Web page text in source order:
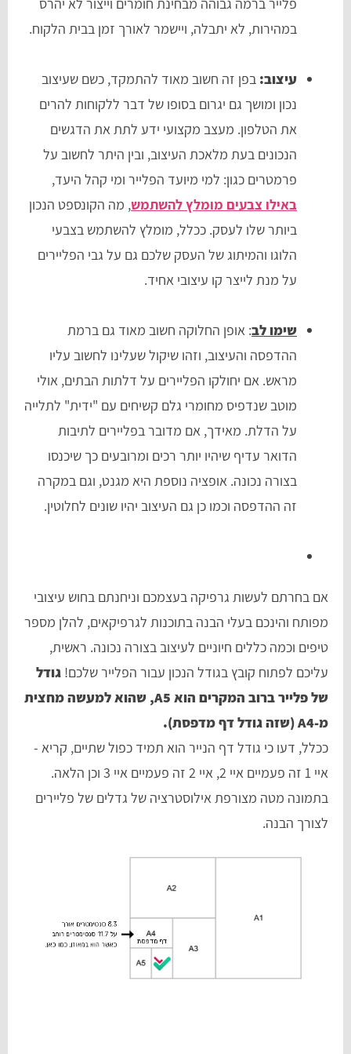
במהירות, לא יתבלה, ויישמר לאורך זמן בבית הלקוח.
עיצוב: בפן זה חשוב מאוד להתמקד, כשם שעיצוב
נכון ומושך גם יגרום בסופו של דבר ללקוחות להרים
את הטלפון. מעצב מקצועי ידע לתת את הדגשים
הנכונים בעת מלאכת העיצוב, ובין היתר לחשוב על
פרמטרים כגון: למי מיועד הפלייר ומי קהל היעד,
באילו צבעים מומלץ להשתמש, מה הקונספט הנכון
ביותר שלו לעסק. ככלל, מומלץ להשתמש בצבעי
הלוגו והמיתוג של העסק שלכם גם על גבי הפליירים
על מנת לייצר קו עיצובי אחיד.
שימו לב: אופן החלוקה חשוב מאוד גם ברמת
ההדפסה והעיצוב, וזהו שיקול שעלינו לחשוב עליו
מראש. אם יחולקו הפליירים על דלתות הבתים, אולי
מוטב שנדפיס מחומרי גלם קשיחים עם "ידית" לתלייה
על הדלת. מאידך, אם מדובר בפליירים לתיבות
הדואר עדיף שיהיו יותר רכים ומרובעים כך שיכנסו
בצורה נכונה. אופציה נוספת היא מגנט, וגם במקרה
זה ההדפסה וכמו כן גם העיצוב יהיו שונים לחלוטין.
אם בחרתם לעשות גרפיקה בעצמכם וניחנתם בחוש עיצובי
מפותח והינכם בעלי הבנה בתוכנות לגרפיקאים, להלן מספר
טיפים וכמה כללים חיוניים לעיצוב בצורה נכונה. ראשית,
עליכם לפתוח קובץ בגודל הנכון עבור הפלייר שלכם! גודל
של פלייר ברוב המקרים הוא A5, שהוא למעשה מחצית
מ-A4 (שזה גודל דף מדפסת).
ככלל, דעו כי גודל דף הנייר הוא תמיד כפול שתיים, קריא -
איי 1 זה פעמיים איי 2, איי 2 זה פעמיים איי 3 וכן הלאה.
בתמונה מטה מצורפת אילוסטרציה של גדלים של פליירים
לצורך הבנה.